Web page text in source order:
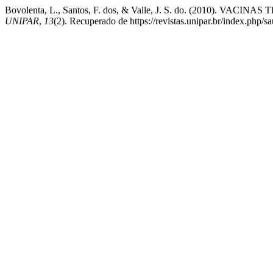
Bovolenta, L., Santos, F. dos, & Valle, J. S. do. (2010).
UNIPAR, 13(2). Recuperado de https://revistas.unipar.br/index.php/